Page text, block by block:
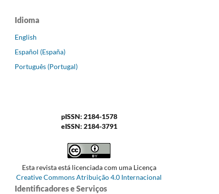
Idioma
English
Español (España)
Português (Portugal)
pISSN: 2184-1578
eISSN: 2184-3791
Esta revista está licenciada com uma Licença
Creative Commons Atribuição 4.0 Internacional
Identificadores e Serviços